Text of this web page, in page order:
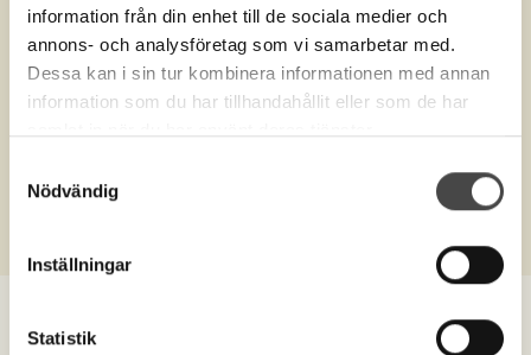
information från din enhet till de sociala medier och
annons- och analysföretag som vi samarbetar med.
Dessa kan i sin tur kombinera informationen med annan
information som du har tillhandahållit eller som de har
Nödvändig
Inställningar
Statistik
Produktnr. U565DT